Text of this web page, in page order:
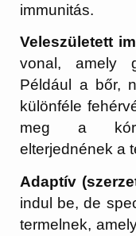
immunitás.
Veleszületett
vonal, amely
Például a bőr,
különféle
meg a
elterjednének a
Adaptív
indul be, de
termelnek,